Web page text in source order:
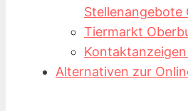
Stellenangebote
Tiermarkt
Alternativen zur